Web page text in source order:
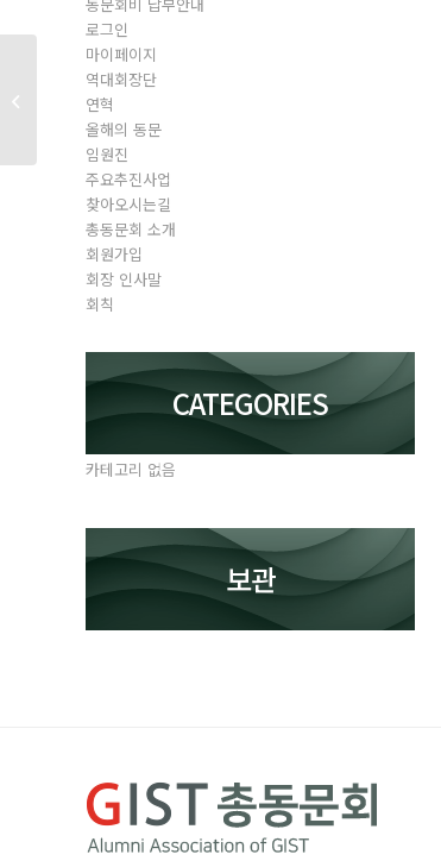
로그인
마이페이지
역대회장단
연혁
올해의 동문
임원진
주요추진사업
찾아오시는길
총동문회 소개
회원가입
회장 인사말
회칙
CATEGORIES
카테고리 없음
보관
동문회원